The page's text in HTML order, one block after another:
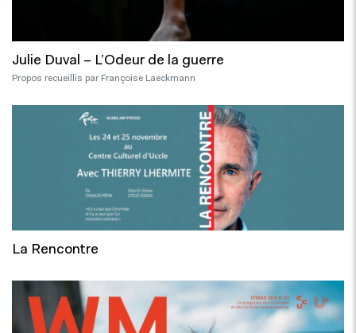
Julie Duval – L’Odeur de la guerre
Propos recueillis par Françoise Laeckmann
La Rencontre